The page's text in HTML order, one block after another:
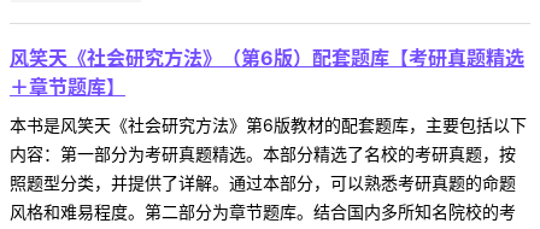
风笑天《社会研究方法》（第6版）配套题库【考研真题精选
＋章节题库】
本书是风笑天《社会研究方法》第6版教材的配套题库，主要包括以下
内容：第一部分为考研真题精选。本部分精选了名校的考研真题，按
照题型分类，并提供了详解。通过本部分，可以熟悉考研真题的命题
风格和难易程度。第二部分为章节题库。结合国内多所知名院校的考